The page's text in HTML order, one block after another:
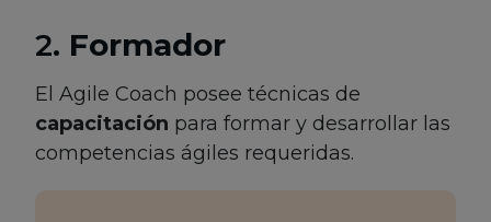
2. Formador
El Agile Coach posee técnicas de
capacitación para formar y desarrollar las
competencias ágiles requeridas.